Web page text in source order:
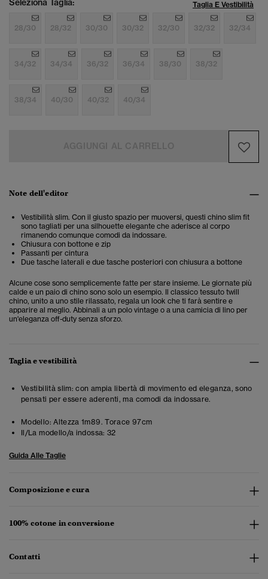
Seleziona Taglia: Taglia E Vestibilità
28/30 28/32 30/30 30/32 32/30 32/32 32/34
34/32 34/34 36/32 36/34 38/30 38/32
38/34 40/30 40/32 40/34
Note dell'editor
Vestibilità slim. Con il giusto spazio per muoversi, questi chino slim fit
sono tagliati per una silhouette elegante che aderisce al corpo
rimanendo comunque comodi da indossare.
Chiusura con bottone e zip
Passanti per cintura
Due tasche laterali e due tasche posteriori con chiusura a bottone
Alcune cose sono semplicemente fatte per stare insieme. Le giornate più
calde e un paio di chino sono solo un esempio. Il classico tessuto twill
chino, unito a uno stile rilassato, regala un look che ti farà sentire e
apparire al meglio. Abbinali a un polo vintage o a una camicia di lino per
un'eleganza off-duty senza sforzo.
Taglia e vestibilità
Vestibilità slim: con ampia libertà di movimento ed eleganza, sono
pensati per essere aderenti, ma comodi da indossare.
Modello: Altezza 1m89. Torace 97cm
Il/La modello/a indossa: 32
Guida Alle Taglie
Composizione e cura
100% cotone in conversione
Contatti